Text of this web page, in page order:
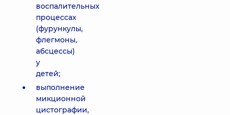
воспалительных
процессах
(фурункулы,
флегмоны,
абсцессы)
у
детей;
выполнение
микционной
цистографии,